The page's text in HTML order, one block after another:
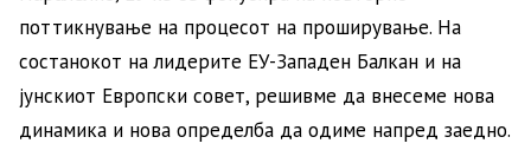
поттикнување на процесот на проширување. На
состанокот на лидерите ЕУ-Западен Балкан и на
јунскиот Европски совет, решивме да внесеме нова
динамика и нова определба да одиме напред заедно.